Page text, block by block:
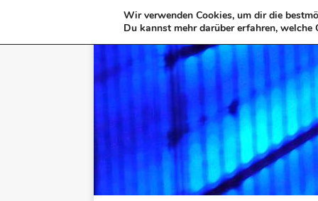
Wir verwenden Cookies, um dir die
Du kannst mehr darüber erfahren,